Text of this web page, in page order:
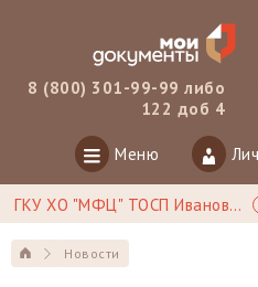
8 (800) 301-99-99 либо
122 доб 4
Меню
ГКУ ХО "МФЦ" ТОСП Ивановка
Новости